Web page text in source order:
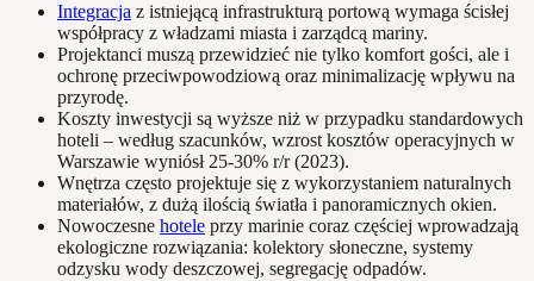
Integracja z istniejącą infrastrukturą portową wymaga ścisłej
współpracy z władzami miasta i zarządcą mariny.
Projektanci muszą przewidzieć nie tylko komfort gości, ale i
ochronę przeciwpowodziową oraz minimalizację wpływu na
przyrodę.
Koszty inwestycji są wyższe niż w przypadku standardowych
hoteli – według szacunków, wzrost kosztów operacyjnych w
Warszawie wyniósł 25-30% r/r (2023).
Wnętrza często projektuje się z wykorzystaniem naturalnych
materiałów, z dużą ilością światła i panoramicznych okien.
Nowoczesne hotele przy marinie coraz częściej wprowadzają
ekologiczne rozwiązania: kolektory słoneczne, systemy
odzysku wody deszczowej, segregację odpadów.